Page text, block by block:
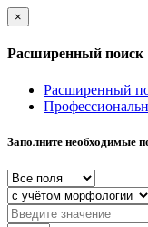
×
Расширенный поиск
Расширенный
Заполните необходимые